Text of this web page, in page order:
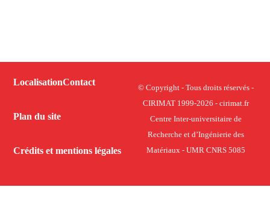
LocalisationContact
Plan du site
Crédits et mentions légales
© Copyright - Tous droits réservés -
CIRIMAT 1999-2026 - cirimat.fr
Centre Inter-universitaire de
Recherche et d’Ingénierie des
Matériaux - UMR CNRS 5085